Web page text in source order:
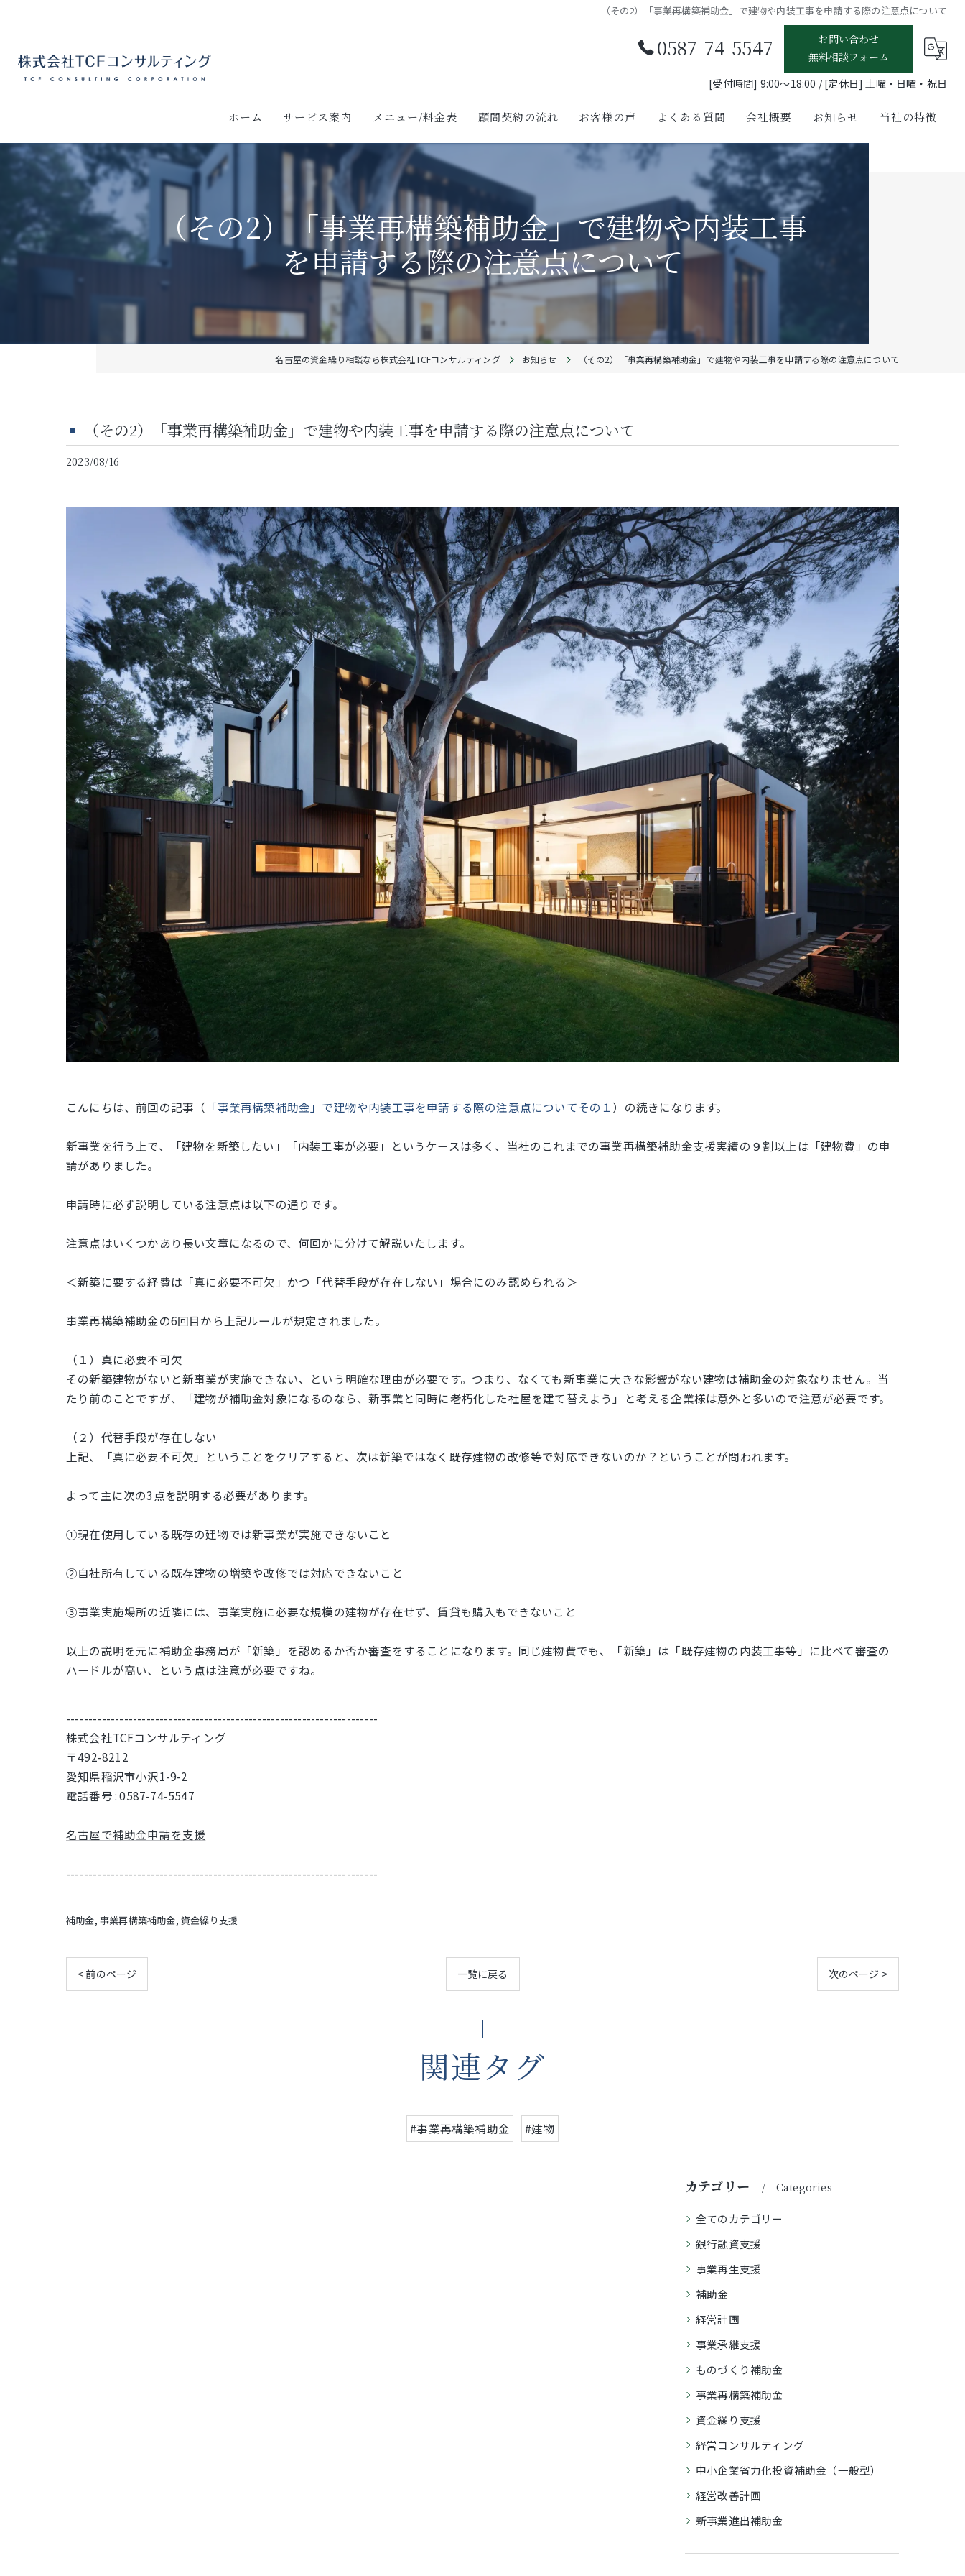
（その2）「事業再構築補助金」で建物や内装工事を申請する際の注意点について
0587-74-5547
お問い合わせ
無料相談フォーム
[受付時間] 9:00〜18:00 / [定休日] 土曜・日曜・祝日
ホーム サービス案内
資金繰り支援について
事業再生支援について
中小企業省力化投資補助金（一般型）について
ものづくり補助金について
メニュー/料金表 顧問契約の流れ お客様の声 よくある質問 会社概要 お知らせ 当社の特徴
（その2）「事業再構築補助金」で建物や内装工事
を申請する際の注意点について
名古屋の資金繰り相談なら株式会社TCFコンサルティング お知らせ （その2）「事業再構築補助金」で建物や内装工事を申請する際の注意点について
（その2）「事業再構築補助金」で建物や内装工事を申請する際の注意点について
2023/08/16
こんにちは、前回の記事（ 「事業再構築補助金」で建物や内装工事を申請する際の注意点についてその１ ）の続きになります。
新事業を行う上で、「建物を新築したい」「内装工事が必要」というケースは多く、当社のこれまでの事業再構築補助金支援実績の９割以上は「建物費」の申
請がありました。
申請時に必ず説明している注意点は以下の通りです。
注意点はいくつかあり長い文章になるので、何回かに分けて解説いたします。
＜新築に要する経費は「真に必要不可欠」かつ「代替手段が存在しない」場合にのみ認められる＞
事業再構築補助金の6回目から上記ルールが規定されました。
（１）真に必要不可欠
その新築建物がないと新事業が実施できない、という明確な理由が必要です。つまり、なくても新事業に大きな影響がない建物は補助金の対象なりません。当
たり前のことですが、「建物が補助金対象になるのなら、新事業と同時に老朽化した社屋を建て替えよう」と考える企業様は意外と多いので注意が必要です。
（２）代替手段が存在しない
上記、「真に必要不可欠」ということをクリアすると、次は新築ではなく既存建物の改修等で対応できないのか？ということが問われます。
よって主に次の3点を説明する必要があります。
①現在使用している既存の建物では新事業が実施できないこと
➁自社所有している既存建物の増築や改修では対応できないこと
③事業実施場所の近隣には、事業実施に必要な規模の建物が存在せず、賃貸も購入もできないこと
以上の説明を元に補助金事務局が「新築」を認めるか否か審査をすることになります。同じ建物費でも、「新築」は「既存建物の内装工事等」に比べて審査の
ハードルが高い、という点は注意が必要ですね。
----------------------------------------------------------------------
株式会社TCFコンサルティング
〒492-8212
愛知県稲沢市小沢1-9-2
電話番号 : 0587-74-5547
名古屋で補助金申請を支援
----------------------------------------------------------------------
補助金 事業再構築補助金 資金繰り支援
< 前のページ 一覧に戻る 次のページ >
関連タグ
#事業再構築補助金 #建物
カテゴリー Categories
全てのカテゴリー
銀行融資支援
事業再生支援
補助金
経営計画
事業承継支援
ものづくり補助金
事業再構築補助金
資金繰り支援
経営コンサルティング
中小企業省力化投資補助金（一般型）
経営改善計画
新事業進出補助金